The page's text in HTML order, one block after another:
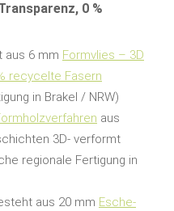
0 %
aus 6 mm Formvlies – 3D
recycelte Fasern
in Brakel / NRW)
aus
3D- verformt
regionale Fertigung in
aus 20 mm Esche-